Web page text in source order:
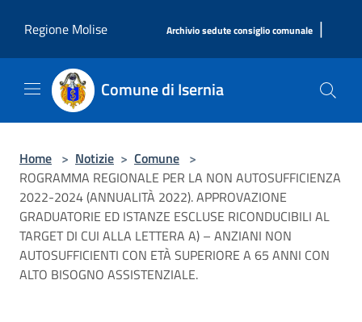
Regione Molise
Archivio sedute consiglio comunale |
Comune di Isernia
Home > Notizie > Comune >
ROGRAMMA REGIONALE PER LA NON AUTOSUFFICIENZA
2022-2024 (ANNUALITÀ 2022). APPROVAZIONE
GRADUATORIE ED ISTANZE ESCLUSE RICONDUCIBILI AL
TARGET DI CUI ALLA LETTERA A) – ANZIANI NON
AUTOSUFFICIENTI CON ETÀ SUPERIORE A 65 ANNI CON
ALTO BISOGNO ASSISTENZIALE.